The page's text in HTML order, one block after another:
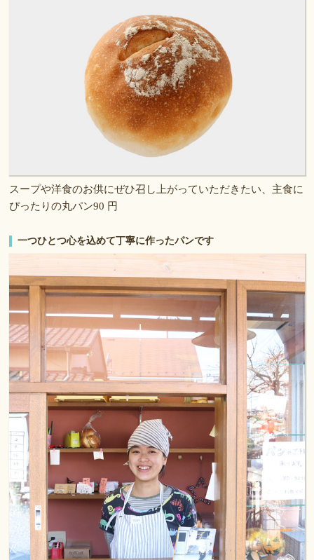
スープや洋食のお供にぜひ召し上がっていただきたい、主食に
ぴったりの丸パン90 円
一つひとつ心を込めて丁寧に作ったパンです